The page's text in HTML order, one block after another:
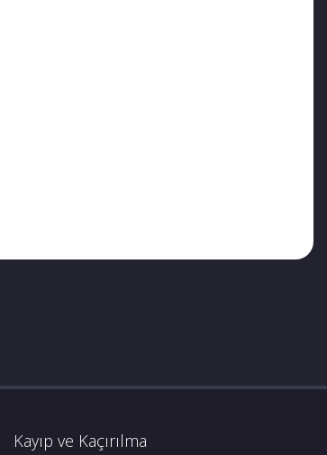
Kayıp ve Kaçırılma